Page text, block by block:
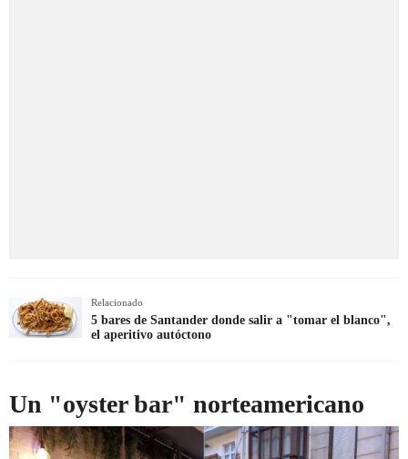
Relacionado
5 bares de Santander donde salir a "tomar el blanco",
el aperitivo autóctono
Un "oyster bar" norteamericano